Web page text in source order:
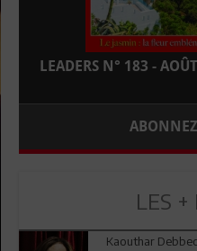
LEADERS N° 183 -
LES +
Kaouthar